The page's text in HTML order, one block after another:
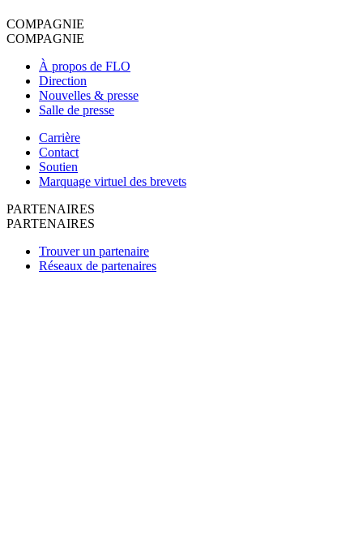
COMPAGNIE
COMPAGNIE
À propos de FLO
Direction
Nouvelles & presse
Salle de presse
Carrière
Contact
Soutien
Marquage virtuel des brevets
PARTENAIRES
PARTENAIRES
Trouver un partenaire
Réseaux de partenaires